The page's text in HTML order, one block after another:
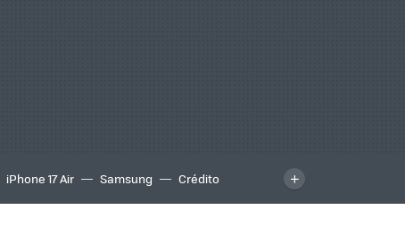
iPhone 17 Air Samsung
Crédito